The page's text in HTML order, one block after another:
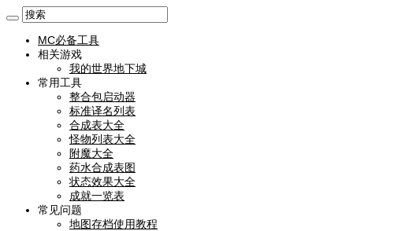
MC必备工具
相关游戏
我的世界地下城
常用工具
整合包启动器
标准译名列表
合成表大全
怪物列表大全
附魔大全
药水合成表图
状态效果大全
成就一览表
常见问题
地图存档使用教程